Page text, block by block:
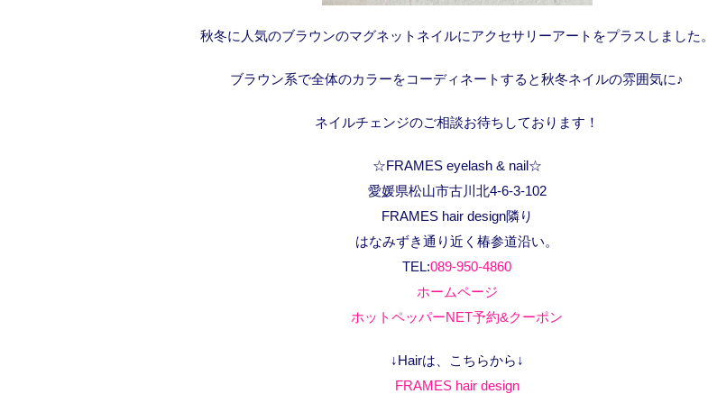
秋冬に人気のブラウンのマグネットネイルにアクセサリーアートをプラスしました。
ブラウン系で全体のカラーをコーディネートすると秋冬ネイルの雰囲気に♪
ネイルチェンジのご相談お待ちしております！
☆FRAMES eyelash & nail☆
愛媛県松山市古川北4-6-3-102
FRAMES hair design隣り
はなみずき通り近く椿参道沿い。
TEL:089-950-4860
ホームページ
ホットペッパーNET予約&クーポン
↓Hairは、こちらから↓
FRAMES hair design